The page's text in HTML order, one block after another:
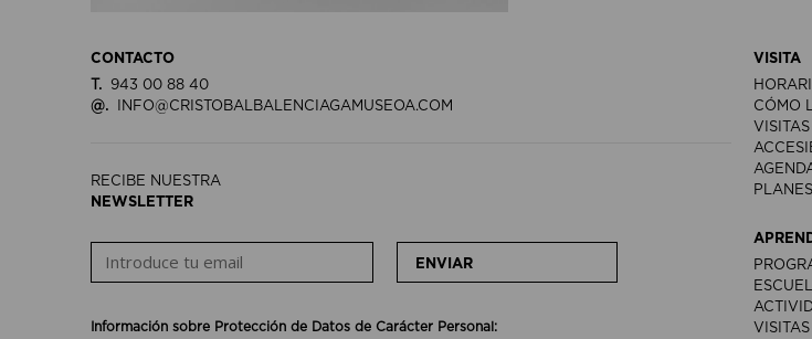
CONTACTO
T.
943 00 88 40
@.
INFO@CRISTOBALBALENCIAGAMUSEOA.COM
RECIBE NUESTRA
NEWSLETTER
ENVIAR
Información sobre Protección de Datos de Carácter Personal:
VISITA
CÓMO
VISITAS